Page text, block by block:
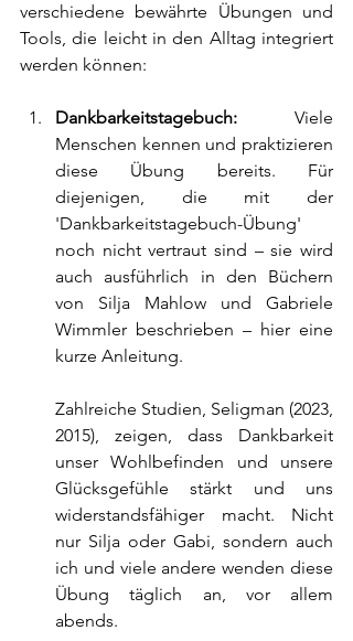
verschiedene bewährte Übungen und
Tools, die leicht in den Alltag integriert
werden können:
Dankbarkeitstagebuch: Viele
Menschen kennen und praktizieren
diese Übung bereits. Für
diejenigen, die mit der
'Dankbarkeitstagebuch-Übung'
noch nicht vertraut sind – sie wird
auch ausführlich in den Büchern
von Silja Mahlow und Gabriele
Wimmler beschrieben – hier eine
kurze Anleitung.
Zahlreiche Studien, Seligman (2023,
2015), zeigen, dass Dankbarkeit
unser Wohlbefinden und unsere
Glücksgefühle stärkt und uns
widerstandsfähiger macht. Nicht
nur Silja oder Gabi, sondern auch
ich und viele andere wenden diese
Übung täglich an, vor allem
abends.